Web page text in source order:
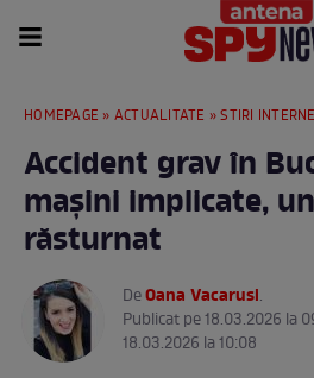
HOMEPAGE » ACTUALITATE »STIRI INTERNE
Accident grav în
mașini implicate,
răsturnat
DeOana Vacarusi.
Publicat pe 18.03.2026 la
18.03.2026 la 10:08